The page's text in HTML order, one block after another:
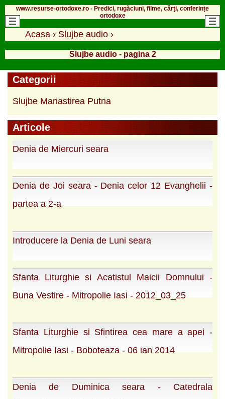
www.resurse-ortodoxe.ro - Predici, rugăciuni, filme, cărți, conferințe
ortodoxe
Acasa › Slujbe audio ›
Slujbe audio - pagina 2
Categorii
Slujbe Manastirea Putna
Articole
Denia de Miercuri seara
Denia de Joi seara - Denia celor 12 Evanghelii -
partea a 2-a
Introducere la Denia de Luni seara
Sfanta Liturghie si Acatistul Maicii Domnului -
Buna Vestire - Mitropolie Iasi - 2012_03_25
Sfanta Liturghie si Sfintirea cea mare a apei -
Mitropolie Iasi - Boboteaza - 06 ian 2014
Denia de Duminica seara - Catedrala